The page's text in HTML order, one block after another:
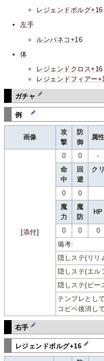
レジェンドボルグ+16
左手
ルンバネコ+16
体
レジェンドクロス+16
レジェンドフィアー
ガチャ
例
画像
攻
撃
防
御
属性
[添付]
0 0 -
命
中
回
避
ク
0
0
魔
力
魔
防
HP
0 0 0
備考:
隠しステ(リリ
隠しステ(エル
隠しステ(ビー
テンプレとし
コピペ後消し
右手
レジェンドボルグ+16